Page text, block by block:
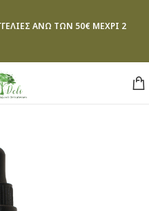
ΑΝΩ ΤΩΝ 50€ ΜΕΧΡΙ 2